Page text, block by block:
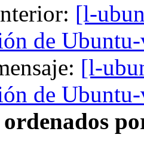
[l-
de
[l-
de